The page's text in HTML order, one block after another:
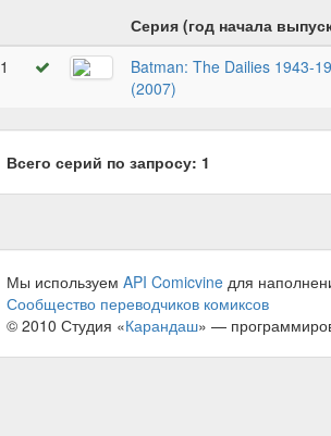
Серия (год начала
1
Batman: The Dailies 1943-
(2007)
Всего серий по запросу: 1
Мы используем API Comicvine для
Сообщество переводчиков комиксов
© 2010 Студия «Карандаш» —